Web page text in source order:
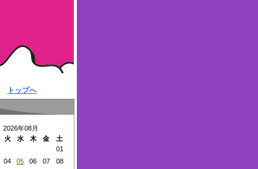
トップへ
2026年08月
火 水 木 金
土
01
04 05 06 07
08